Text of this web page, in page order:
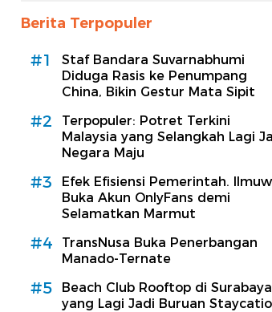
Berita Terpopuler
#1
Staf Bandara Suvarnabhumi
Diduga Rasis ke Penumpang
China, Bikin Gestur Mata Sipit
#2
Terpopuler: Potret Terkini
Malaysia yang Selangkah Lagi
Negara Maju
#3
Efek Efisiensi Pemerintah.
Buka Akun OnlyFans demi
Selamatkan Marmut
#4
TransNusa Buka Penerbangan
Manado-Ternate
#5
Beach Club Rooftop di Surabaya
yang Lagi Jadi Buruan